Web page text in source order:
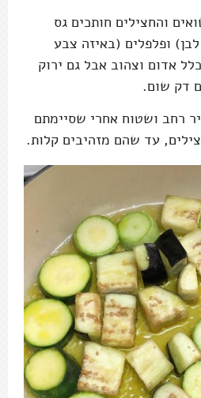
והחצילים חותכים גס
ופלפלים (באיזה צבע
אדום וצהוב אבל גם ירוק
דק שום.
רחב ושטוח אחרי שסיימתם
עד שהם מזהיבים קלות.